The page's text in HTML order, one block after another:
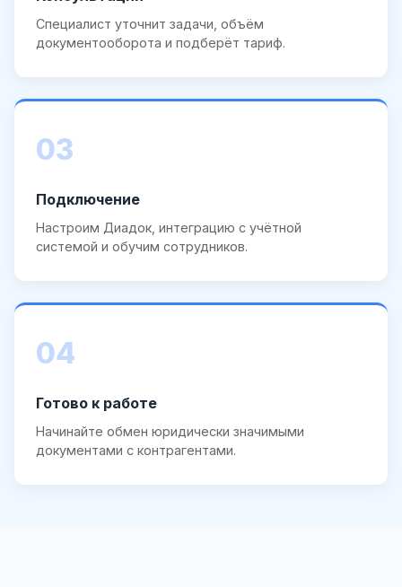
Специалист уточнит задачи, объём
документооборота и подберёт тариф.
03
Подключение
Настроим Диадок, интеграцию с учётной
системой и обучим сотрудников.
04
Готово к работе
Начинайте обмен юридически значимыми
документами с контрагентами.